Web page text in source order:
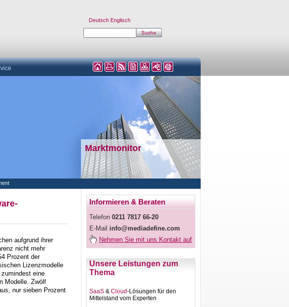
Deutsch Englisch
Marktmonitor
Unsere Leistungen zum
Thema
SaaS & Cloud-Lösungen für den
Mittelstand vom Experten
aufgrund ihrer
nicht mehr
Prozent der
Lizenzmodelle
zumindest eine
Modelle. Zwölf
nur sieben Prozent
Informieren & Beraten
Telefon 0211 7817 66-20
E-Mail info@mediadefine.com
Nehmen Sie mit uns Kontakt auf